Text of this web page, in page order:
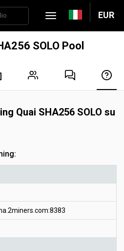
EUR
SOLO Pool
Quai SHA256 SOLO su